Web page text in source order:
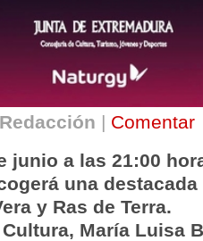
Redacción | Comentar
junio a las 21:00
una
y Ras de Terra.
María Luisa